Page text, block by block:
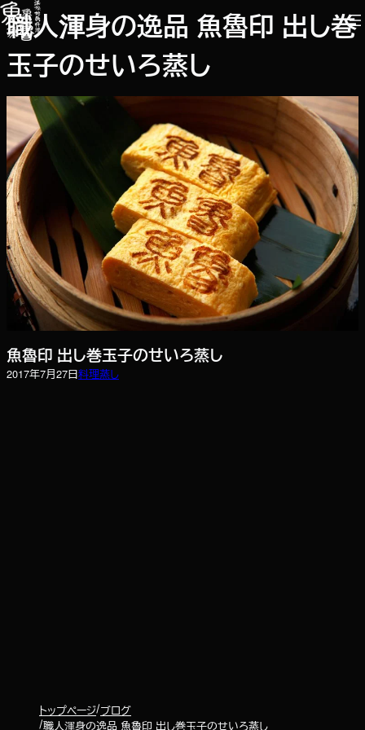
内
容
を
ス
ッ
プ
職人渾身の逸品 魚魯印 出し巻
玉子のせいろ蒸し
魚魯印 出し巻玉子のせいろ蒸し
2017年7月27日料理蒸し
トップページ ブログ
職人渾身の逸品 魚魯印 出し巻玉子のせいろ蒸し